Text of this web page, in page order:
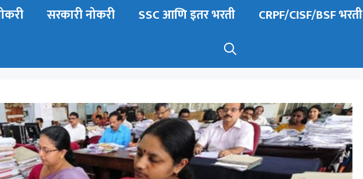
सरकारी नोकरी SSC आणि इतर भरती CRPF/CISF/BSF भरती